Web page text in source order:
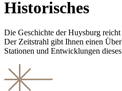
Historisches
Die Geschichte der Huysburg
Der Zeitstrahl gibt Ihnen einen
Stationen und Entwicklungen